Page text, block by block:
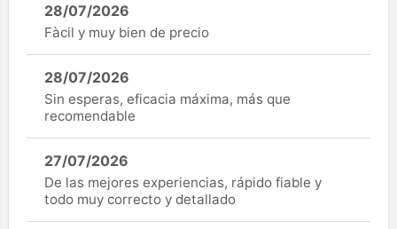
28/07/2026
Fàcil y muy bien de precio
28/07/2026
Sin esperas, eficacia máxima, más que
recomendable
27/07/2026
De las mejores experiencias, rápido fiable y
todo muy correcto y detallado